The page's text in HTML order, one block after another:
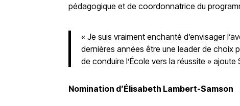
pédagogique et de coordonnatrice du
« Je suis vraiment enchanté d’envisager
dernières années être une leader de choix
de conduire l’École vers la réussite » ajoute
Nomination d’Élisabeth Lambert-Samson